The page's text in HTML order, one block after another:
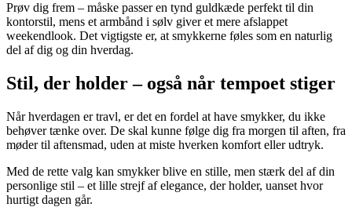
Prøv dig frem – måske passer en tynd guldkæde perfekt til din
kontorstil, mens et armbånd i sølv giver et mere afslappet
weekendlook. Det vigtigste er, at smykkerne føles som en naturlig
del af dig og din hverdag.
Stil, der holder – også når tempoet stiger
Når hverdagen er travl, er det en fordel at have smykker, du ikke
behøver tænke over. De skal kunne følge dig fra morgen til aften, fra
møder til aftensmad, uden at miste hverken komfort eller udtryk.
Med de rette valg kan smykker blive en stille, men stærk del af din
personlige stil – et lille strejf af elegance, der holder, uanset hvor
hurtigt dagen går.